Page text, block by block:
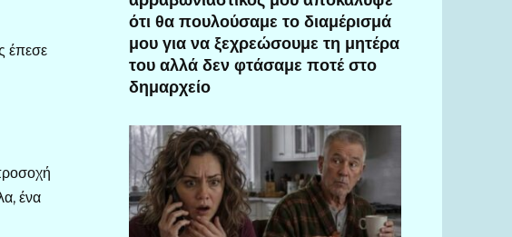
έπεσε
ένα
ότι θα πουλούσαμε το διαμέρισμά
μου για να ξεχρεώσουμε τη μητέρα
του αλλά δεν φτάσαμε ποτέ στο
δημαρχείο